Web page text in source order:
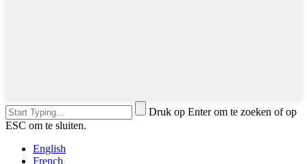
Druk op Enter om te zoeken of op
ESC om te sluiten.
English
French